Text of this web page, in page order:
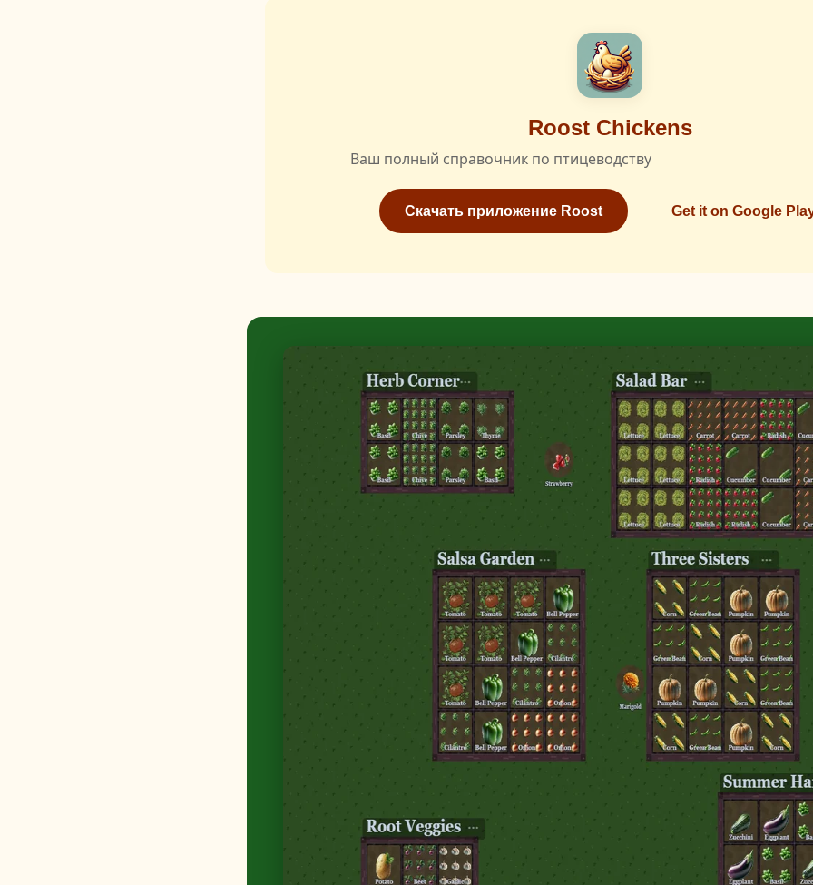
Roost Chickens
Ваш полный справочник по птицеводству
Скачать приложение Roost Get it on Google